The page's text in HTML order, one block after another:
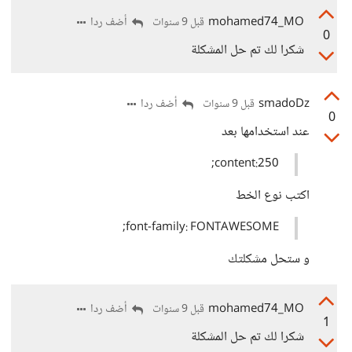
0
mohamed74_MO قبل 9 سنوات أضف ردا
شكرا لك تم حل المشكلة
0
smadoDz قبل 9 سنوات أضف ردا
عند استخدامها بعد
content:250;
اكتب نوع الخط
font-family: FONTAWESOME;
و ستحل مشكلتك
1
mohamed74_MO قبل 9 سنوات أضف ردا
شكرا لك تم حل المشكلة